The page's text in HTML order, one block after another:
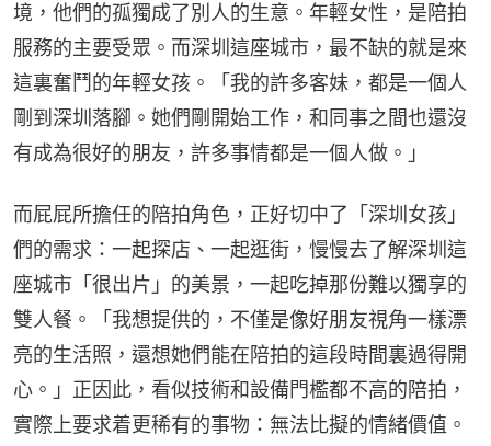
境，他們的孤獨成了別人的生意。年輕女性，是陪拍
服務的主要受眾。而深圳這座城市，最不缺的就是來
這裏奮鬥的年輕女孩。「我的許多客妹，都是一個人
剛到深圳落腳。她們剛開始工作，和同事之間也還沒
有成為很好的朋友，許多事情都是一個人做。」
而屁屁所擔任的陪拍角色，正好切中了「深圳女孩」
們的需求：一起探店、一起逛街，慢慢去了解深圳這
座城市「很出片」的美景，一起吃掉那份難以獨享的
雙人餐。「我想提供的，不僅是像好朋友視角一樣漂
亮的生活照，還想她們能在陪拍的這段時間裏過得開
心。」正因此，看似技術和設備門檻都不高的陪拍，
實際上要求着更稀有的事物：無法比擬的情緒價值。